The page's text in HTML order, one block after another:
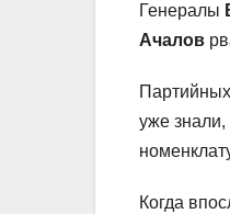
Генералы
Ачалов
уже знали,
Когда